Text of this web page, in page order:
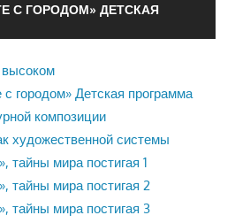
С ГОРОДОМ» ДЕТСКАЯ
городом» Детская программа
композиции
художественной системы
тайны мира постигая 1
тайны мира постигая 2
тайны мира постигая 3